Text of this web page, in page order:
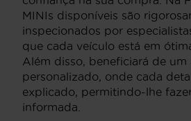
MINIs disponíveis são
inspecionados por
que cada veículo está em
Além disso, beneficiará de
personalizado, onde cada
explicado, permitindo-lhe
informada.